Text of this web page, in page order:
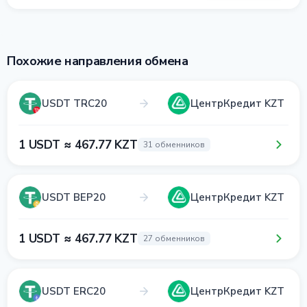
Похожие направления обмена
USDT TRC20 ЦентрКредит KZT
1 USDT ≈ 467.77 KZT 31 обменников
USDT BEP20 ЦентрКредит KZT
1 USDT ≈ 467.77 KZT 27 обменников
USDT ERC20 ЦентрКредит KZT